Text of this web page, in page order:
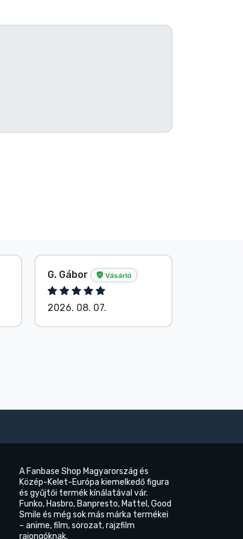
G. Gábor Vásárló
2026. 08. 07.
A Fanbase Shop Magyarország és
Közép-Kelet-Európa kiemelkedő figura
és gyűjtői termék kínálatával vár.
Funko, Hasbro, Banpresto, Mattel, Good
Smile és még sok más márka termékei
– anime, film, sorozat, rajzfilm
rajongóknak.